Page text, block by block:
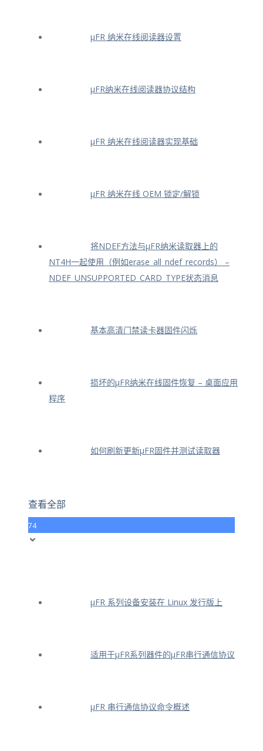
μFR 纳米在线阅读器设置
μFR纳米在线阅读器协议结构
μFR 纳米在线阅读器实现基础
μFR 纳米在线 OEM 锁定/解锁
将NDEF方法与μFR纳米读取器上的
NT4H一起使用（例如erase_all_ndef_records） –
NDEF_UNSUPPORTED_CARD_TYPE状态消息
基本高清门禁读卡器固件闪烁
损坏的μFR纳米在线固件恢复 – 桌面应用
程序
如何刷新更新μFR固件并测试读取器
查看全部
74
μFR 系列设备安装在 Linux 发行版上
适用于μFR系列器件的μFR串行通信协议
μFR 串行通信协议命令概述